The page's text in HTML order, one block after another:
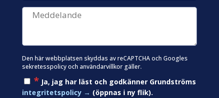
Den här webbplatsen skyddas av reCAPTCHA och Googles
sekretesspolicyoch användarvillkorgäller.
*Ja, jag har läst och godkänner Grundströms
integritetspolicy
(öppnas i ny flik).